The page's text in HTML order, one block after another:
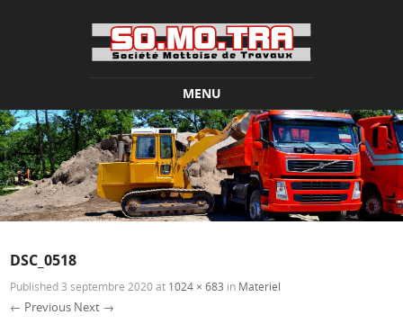
MENU
Skip to content
DSC_0518
Published3 septembre 2020at 1024 × 683 in Materiel
← Previous Next →